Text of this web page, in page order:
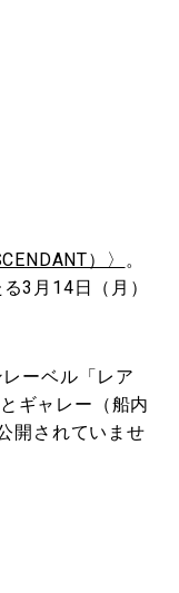
）〉
。
3月14日（月）
ーベル「レア
ギャレー（船内
開されていませ